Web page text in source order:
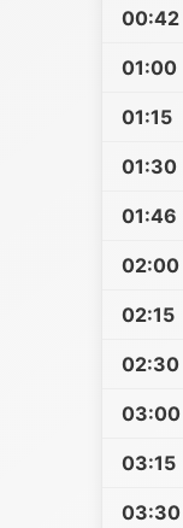
00:42
01:00
01:15
01:30
01:46
02:00
02:15
02:30
03:00
03:15
03:30